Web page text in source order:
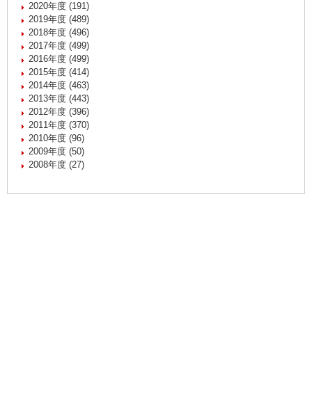
2020年度 (191)
2019年度 (489)
2018年度 (496)
2017年度 (499)
2016年度 (499)
2015年度 (414)
2014年度 (463)
2013年度 (443)
2012年度 (396)
2011年度 (370)
2010年度 (96)
2009年度 (50)
2008年度 (27)